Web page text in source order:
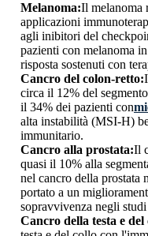
Melanoma:Il melanoma
applicazioni
agli inibitori del
pazienti con melanoma
risposta sostenuti con
Cancro del colon-retto:
circa il 12% del
il 34% dei pazienti con
alta instabilità (MSI-H)
immunitario.
Cancro alla prostata:Il
quasi il 10% alla
nel cancro della prostata
portato a un
sopravvivenza negli
Cancro della testa e del